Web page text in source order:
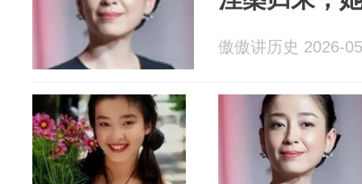
傲傲讲历史 2026-